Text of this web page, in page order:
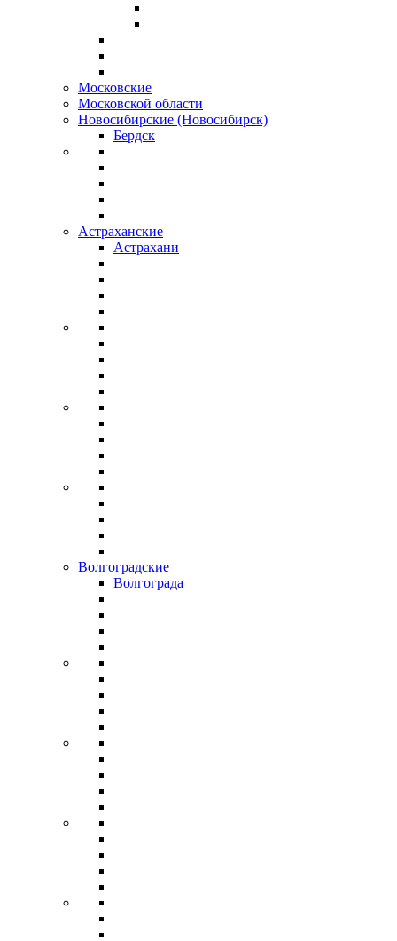
Московские
Московской области
Новосибирские (Новосибирск)
Бердск
Астраханские
Астрахани
Волгоградские
Волгограда